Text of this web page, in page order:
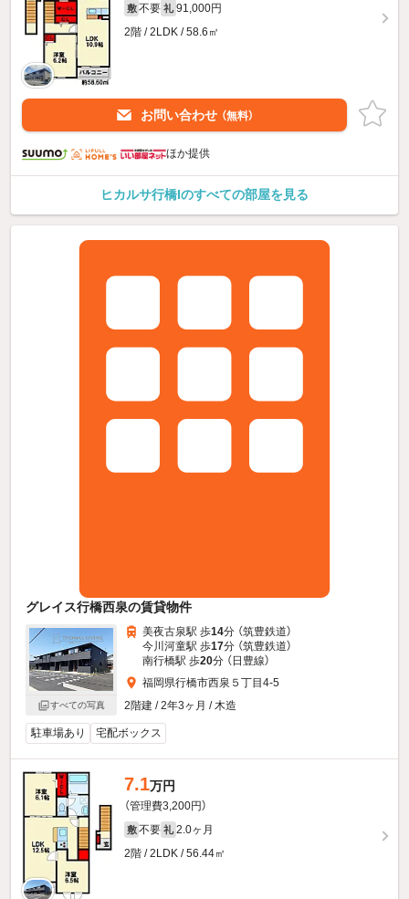
敷 不要 礼 91,000円
2階 / 2LDK / 58.6㎡
お問い合わせ （無料）
ほか提供
ヒカルサ行橋Iのすべての部屋を見る
グレイス行橋西泉の賃貸物件
すべての写真
美夜古泉駅 歩14分 （筑豊鉄道）
今川河童駅 歩17分 （筑豊鉄道）
南行橋駅 歩20分 （日豊線）
福岡県行橋市西泉５丁目4-5
2階建 / 2年3ヶ月 / 木造
駐車場あり 宅配ボックス
7.1万円
（管理費3,200円）
敷 不要 礼 2.0ヶ月
2階 / 2LDK / 56.44㎡